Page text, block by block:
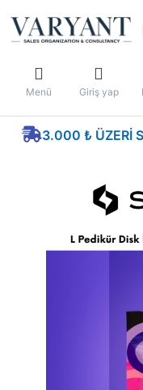
Menü Giriş yap
3.000 ₺ ÜZERI